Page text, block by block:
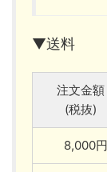
▼送料
注文金額
(税抜)
8,000